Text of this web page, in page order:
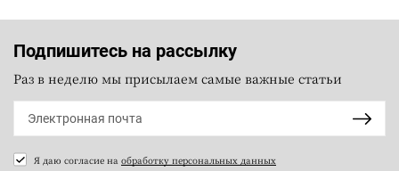
Подпишитесь на рассылку
Раз в неделю мы присылаем самые важные статьи
Я даю согласие на обработку персональных данных